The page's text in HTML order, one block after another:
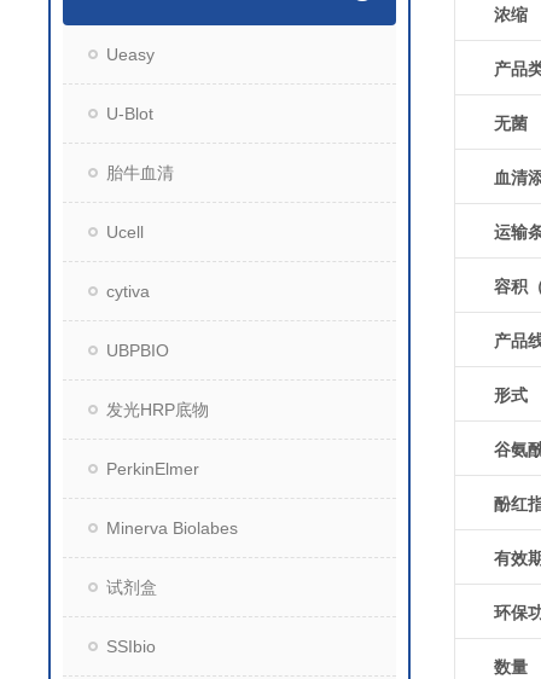
Ueasy
U-Blot
胎牛血清
Ucell
cytiva
UBPBIO
发光HRP底物
PerkinElmer
Minerva Biolabes
试剂盒
SSIbio
浓缩
产品
无菌
血清
运输
容积
产品
形式
谷氨
酚红
有效
环保
数量